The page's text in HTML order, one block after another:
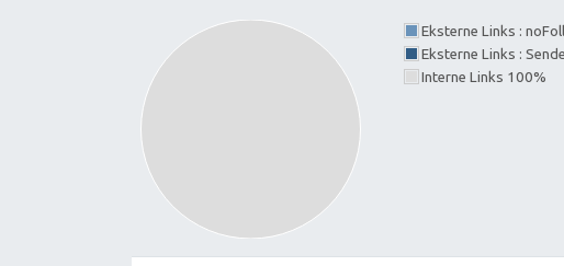
Eksterne Links :
Eksterne Links :
Interne Links 100%